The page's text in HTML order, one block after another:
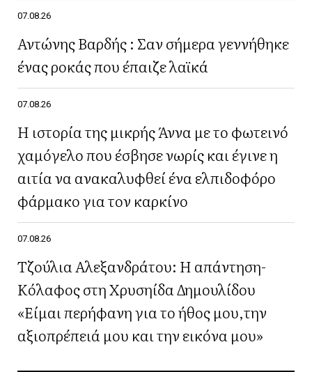
07.08.26
Αντώνης Βαρδής : Σαν σήμερα γεννήθηκε
ένας ροκάς που έπαιζε λαϊκά
07.08.26
Η ιστορία της μικρής Άννα με το φωτεινό
χαμόγελο που έσβησε νωρίς και έγινε η
αιτία να ανακαλυφθεί ένα ελπιδοφόρο
φάρμακο για τον καρκίνο
07.08.26
Τζούλια Αλεξανδράτου: Η απάντηση-
Κόλαφος στη Χρυσηίδα Δημουλίδου
«Είμαι περήφανη για το ήθος μου,την
αξιοπρέπειά μου και την εικόνα μου»